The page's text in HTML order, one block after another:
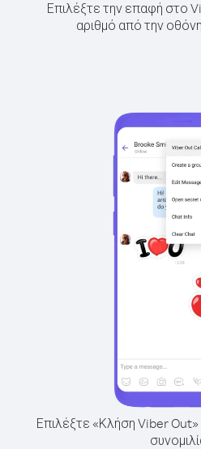
Επιλέξτε την επαφή στο
αριθμό από την
Επιλέξτε «Κλήση Viber